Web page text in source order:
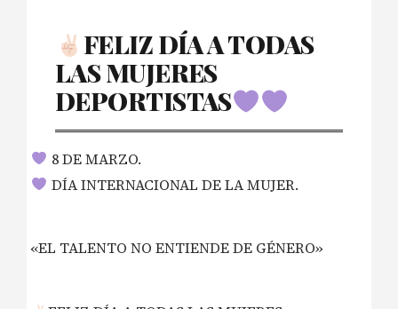
FELIZ DÍA A TODAS
LAS MUJERES
DEPORTISTAS
8 DE MARZO.
DÍA INTERNACIONAL DE LA MUJER.
«EL TALENTO NO ENTIENDE DE GÉNERO»